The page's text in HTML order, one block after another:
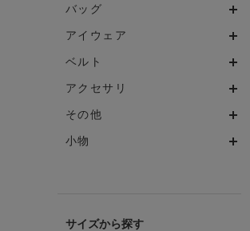
バッグ
アイウェア
ベルト
アクセサリ
その他
小物
サイズ